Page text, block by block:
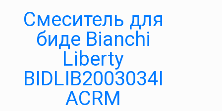
Смеситель для
биде Bianchi
Liberty
BIDLIB2003034I
ACRM